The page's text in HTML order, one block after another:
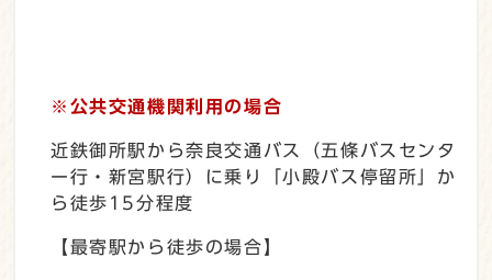
※公共交通機関利用の場合
近鉄御所駅から奈良交通バス（五條バスセンタ
ー行・新宮駅行）に乗り「小殿バス停留所」か
ら徒歩15分程度
【最寄駅から徒歩の場合】